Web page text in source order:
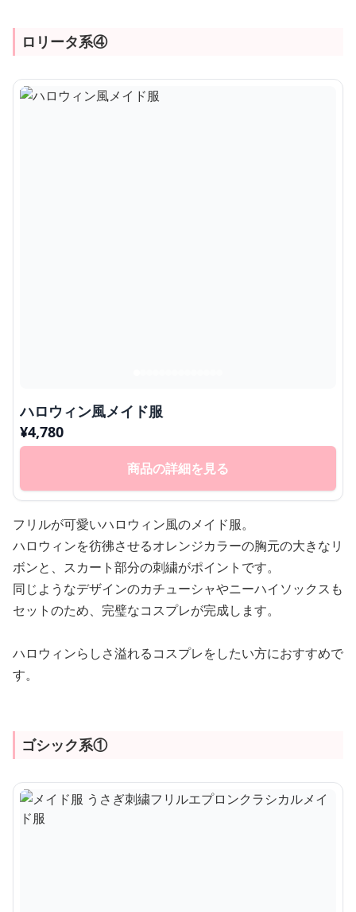
ロリータ系④
ハロウィン風メイド服
¥4,780
商品の詳細を見る
フリルが可愛いハロウィン風のメイド服。
ハロウィンを彷彿させるオレンジカラーの胸元の大きなリ
ボンと、スカート部分の刺繍がポイントです。
同じようなデザインのカチューシャやニーハイソックスも
セットのため、完璧なコスプレが完成します。
ハロウィンらしさ溢れるコスプレをしたい方におすすめで
す。
ゴシック系①